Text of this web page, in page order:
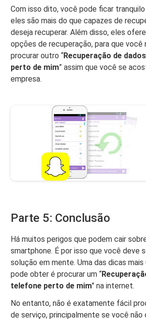
Com isso dito, você pode ficar
eles são mais do que capazes de
deseja recuperar. Além disso, eles
opções de recuperação, para que você
procurar outro “Recuperação de
perto de mim” assim que você se
empresa.
Parte 5: Conclusão
Há muitos perigos que podem cair
smartphone. É por isso que você deve
solução em mente. Uma das dicas
pode obter é procurar um “
telefone perto de mim" na internet.
No entanto, não é exatamente fácil
de serviço, principalmente se você não